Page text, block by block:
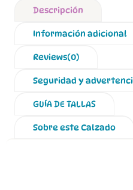
Descripción
Información adicional
Reviews(0)
Seguridad y
GUÍA DE TALLAS
Sobre este Calzado